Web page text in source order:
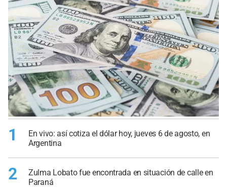
1
En vivo: así cotiza el dólar hoy, jueves 6 de agosto, en
Argentina
2
Zulma Lobato fue encontrada en situación de calle en
Paraná